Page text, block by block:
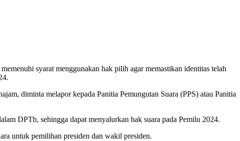
syarat menggunakan hak pilih agar memastikan identitas telah
diminta melapor kepada Panitia Pemungutan Suara (PPS) atau Panitia
DPTb, sehingga dapat menyalurkan hak suara pada Pemilu 2024.
untuk pemilihan presiden dan wakil presiden.